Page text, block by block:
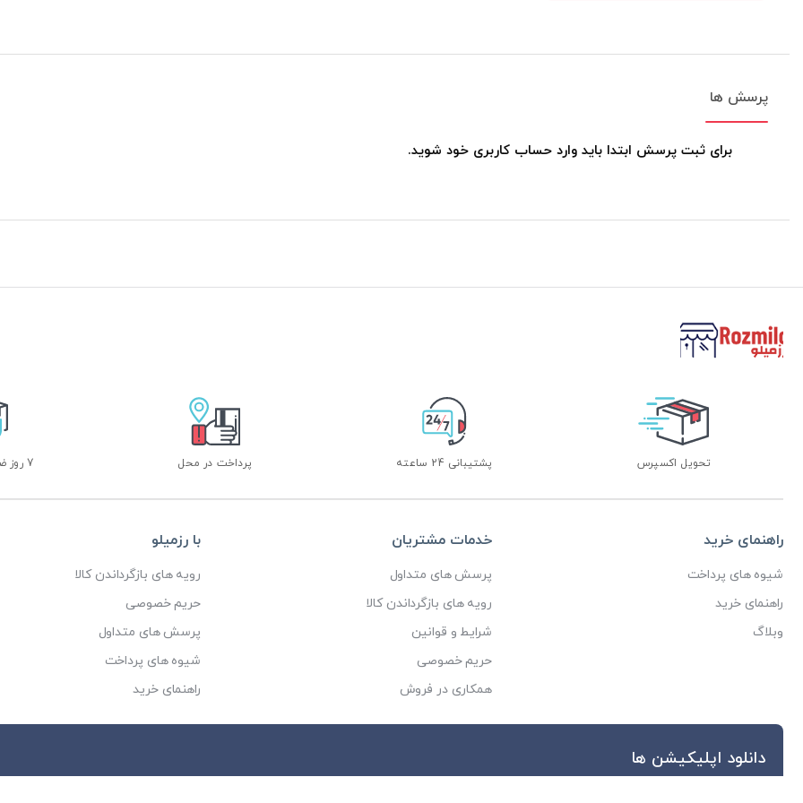
پرسش ها
برای ثبت پرسش ابتدا باید وارد حساب کاربری خود شوید.
تحویل اکسپرس پشتیبانی 24 ساعته پرداخت در محل 7 روز ضمانت بازگشت
راهنمای خرید
شیوه های پرداخت
راهنمای خرید
وبلاگ
خدمات مشتریان
پرسش های متداول
رویه های بازگرداندن کالا
شرایط و قوانین
حریم خصوصی
همکاری در فروش
با رزمیلو
رویه های بازگرداندن کالا
حریم خصوصی
پرسش های متداول
شیوه های پرداخت
راهنمای خرید
دانلود اپلیکیشن ها